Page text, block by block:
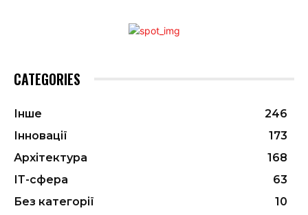
CATEGORIES
Інше
246
Інновації
173
Архітектура
168
ІТ-сфера
63
Без категорії
10